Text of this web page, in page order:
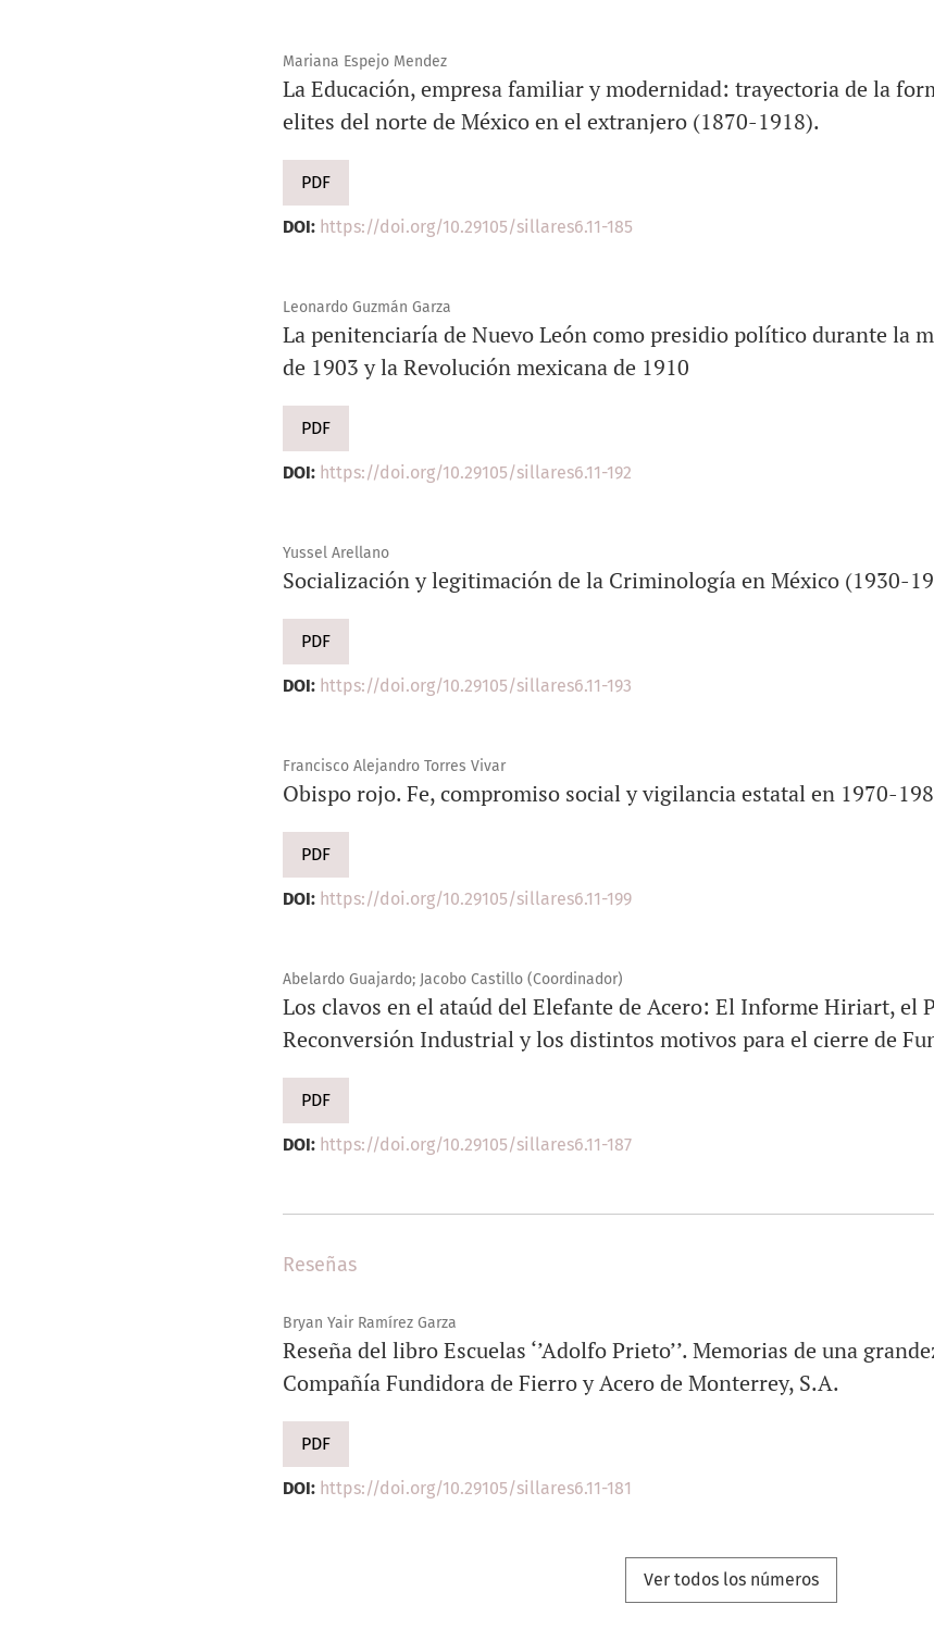
Con este número,Sillaresrenueva su propósito de
por la apertura y el rigor en la investigación.
Mariana Espejo Mendez
La Educación, empresa familiar y modernidad: trayectoria de la
elites del norte de México en el extranjero (1870-1918).
PDF
DOI: https://doi.org/10.29105/sillares6.11-185
Leonardo Guzmán Garza
La penitenciaría de Nuevo León como presidio político durante la
de 1903 y la Revolución mexicana de 1910
PDF
DOI: https://doi.org/10.29105/sillares6.11-192
Yussel Arellano
Socialización y legitimación de la Criminología en México (1930-
PDF
DOI: https://doi.org/10.29105/sillares6.11-193
Francisco Alejandro Torres Vivar
Obispo rojo. Fe, compromiso social y vigilancia estatal en 1970-
PDF
DOI: https://doi.org/10.29105/sillares6.11-199
Abelardo Guajardo; Jacobo Castillo (Coordinador)
Los clavos en el ataúd del Elefante de Acero: El Informe Hiriart, el
Reconversión Industrial y los distintos motivos para el cierre de
PDF
DOI: https://doi.org/10.29105/sillares6.11-187
Reseñas
Bryan Yair Ramírez Garza
Reseña del libro Escuelas ‘’Adolfo Prieto’’. Memorias de una
Compañía Fundidora de Fierro y Acero de Monterrey, S.A.
PDF
DOI: https://doi.org/10.29105/sillares6.11-181
Ver todos los números